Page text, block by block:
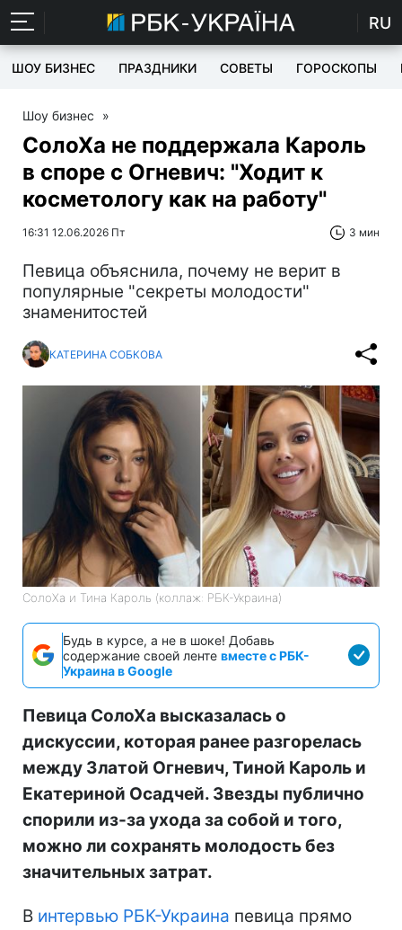
RU
ШОУ БИЗНЕС ПРАЗДНИКИ СОВЕТЫ ГОРОСКОПЫ
Шоу бизнес »
СолоХа не поддержала Кароль
в споре с Огневич: "Ходит к
косметологу как на работу"
16:31 12.06.2026 Пт 3 мин
Певица объяснила, почему не верит в
популярные "секреты молодости"
знаменитостей
КАТЕРИНА СОБКОВА
СолоХа и Тина Кароль (коллаж: РБК-Украина)
Будь в курсе, а не в шоке! Добавь
содержание своей ленте вместе с РБК-
Украина в Google
Певица СолоХа высказалась о
дискуссии, которая ранее разгорелась
между Златой Огневич, Тиной Кароль и
Екатериной Осадчей. Звезды публично
спорили из-за ухода за собой и того,
можно ли сохранять молодость без
значительных затрат.
В интервью РБК-Украина певица прямо